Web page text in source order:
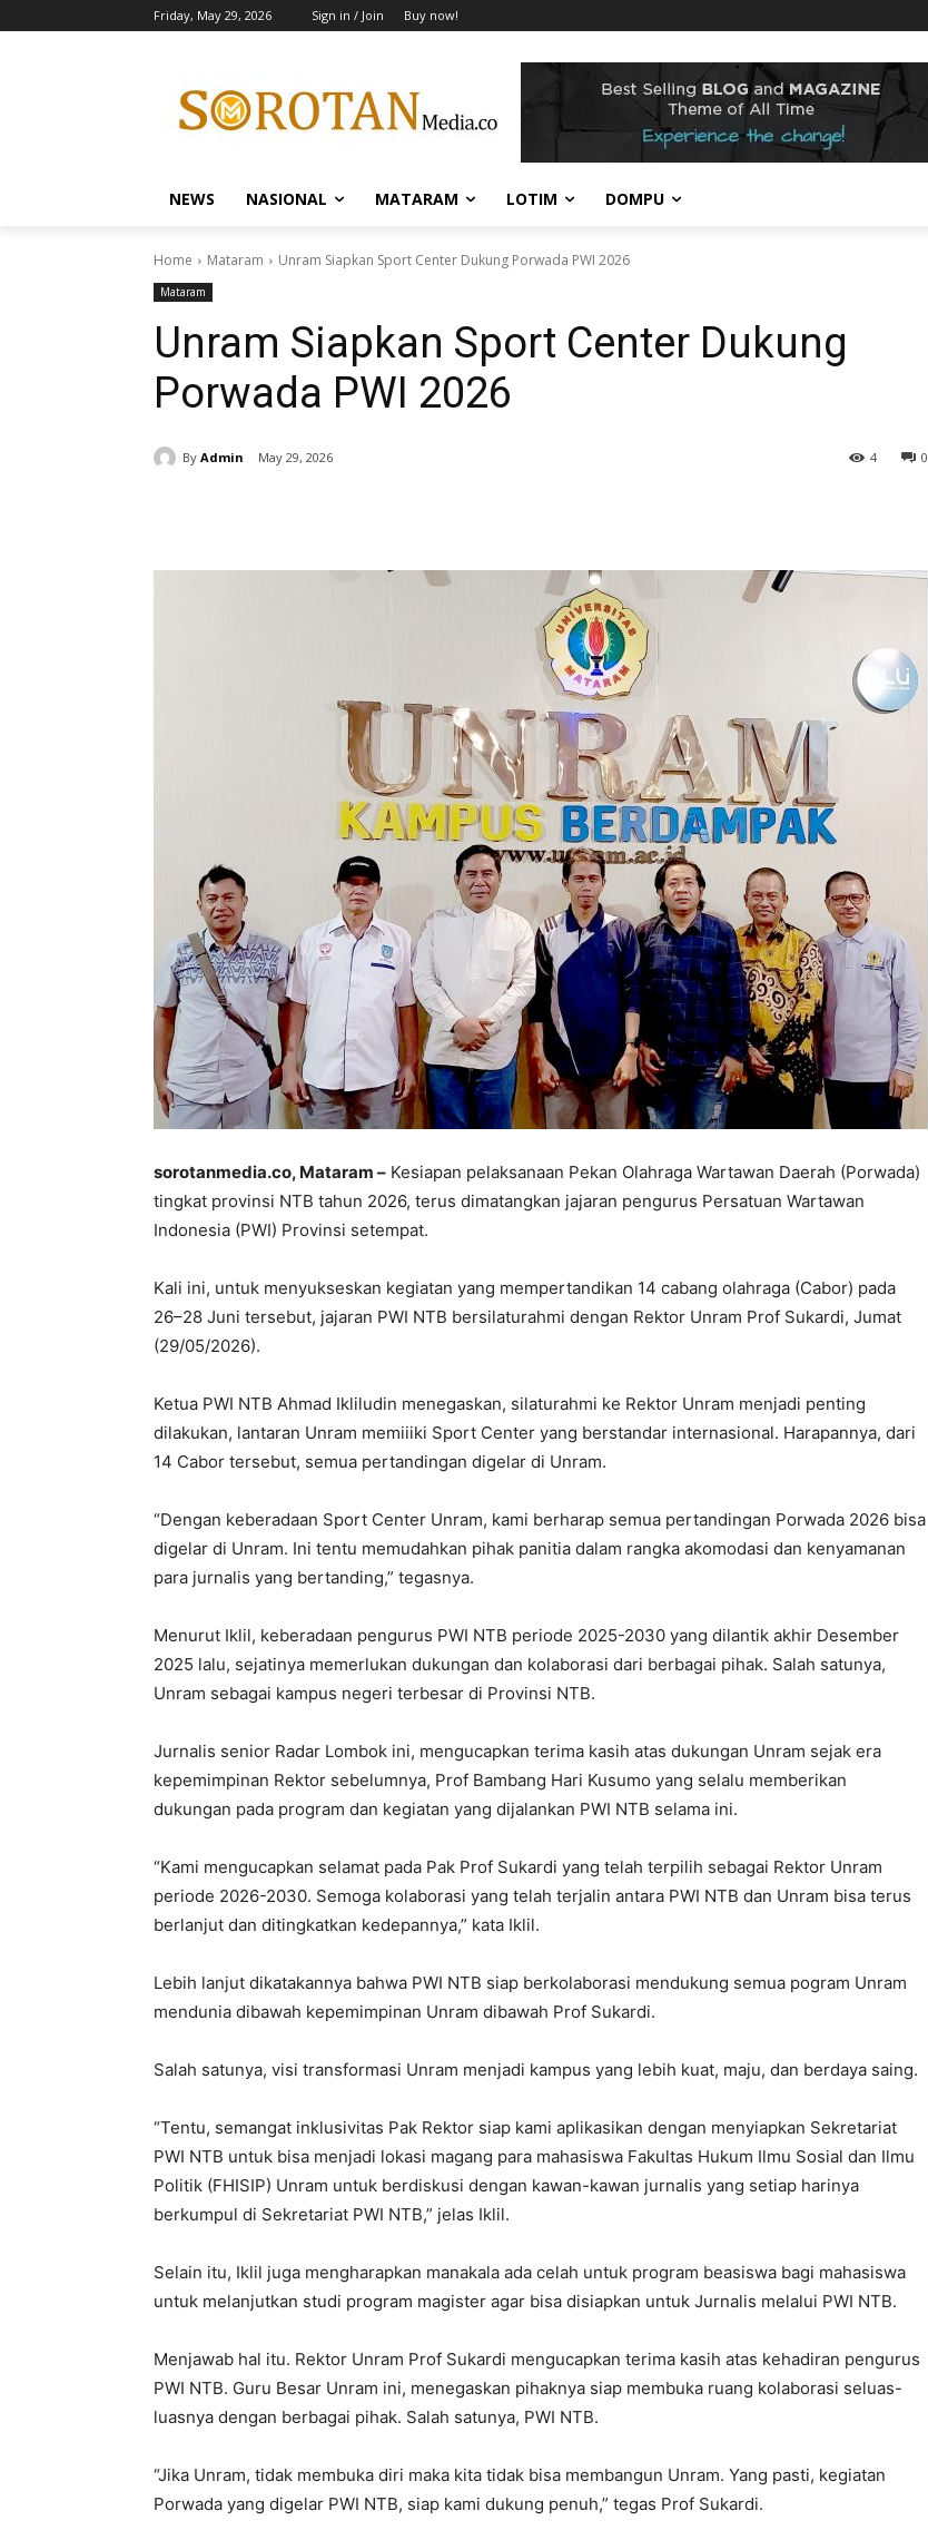
Friday, May 29, 2026 Sign in / Join Buy now!
NEWS NASIONAL MATARAM LOTIM DOMPU
Home Mataram Unram Siapkan Sport Center Dukung Porwada PWI 2026
Mataram
Unram Siapkan Sport Center Dukung
Porwada PWI 2026
By Admin May 29, 2026 0
4
sorotanmedia.co, Mataram – Kesiapan pelaksanaan Pekan Olahraga Wartawan Daerah (Porwada)
tingkat provinsi NTB tahun 2026, terus dimatangkan jajaran pengurus Persatuan Wartawan
Indonesia (PWI) Provinsi setempat.
Kali ini, untuk menyukseskan kegiatan yang mempertandikan 14 cabang olahraga (Cabor) pada
26–28 Juni tersebut, jajaran PWI NTB bersilaturahmi dengan Rektor Unram Prof Sukardi, Jumat
(29/05/2026).
Ketua PWI NTB Ahmad Ikliludin menegaskan, silaturahmi ke Rektor Unram menjadi penting
dilakukan, lantaran Unram memiiiki Sport Center yang berstandar internasional. Harapannya, dari
14 Cabor tersebut, semua pertandingan digelar di Unram.
“Dengan keberadaan Sport Center Unram, kami berharap semua pertandingan Porwada 2026 bisa
digelar di Unram. Ini tentu memudahkan pihak panitia dalam rangka akomodasi dan kenyamanan
para jurnalis yang bertanding,” tegasnya.
Menurut Iklil, keberadaan pengurus PWI NTB periode 2025-2030 yang dilantik akhir Desember
2025 lalu, sejatinya memerlukan dukungan dan kolaborasi dari berbagai pihak. Salah satunya,
Unram sebagai kampus negeri terbesar di Provinsi NTB.
Jurnalis senior Radar Lombok ini, mengucapkan terima kasih atas dukungan Unram sejak era
kepemimpinan Rektor sebelumnya, Prof Bambang Hari Kusumo yang selalu memberikan
dukungan pada program dan kegiatan yang dijalankan PWI NTB selama ini.
“Kami mengucapkan selamat pada Pak Prof Sukardi yang telah terpilih sebagai Rektor Unram
periode 2026-2030. Semoga kolaborasi yang telah terjalin antara PWI NTB dan Unram bisa terus
berlanjut dan ditingkatkan kedepannya,” kata Iklil.
Lebih lanjut dikatakannya bahwa PWI NTB siap berkolaborasi mendukung semua pogram Unram
mendunia dibawah kepemimpinan Unram dibawah Prof Sukardi.
Salah satunya, visi transformasi Unram menjadi kampus yang lebih kuat, maju, dan berdaya saing.
“Tentu, semangat inklusivitas Pak Rektor siap kami aplikasikan dengan menyiapkan Sekretariat
PWI NTB untuk bisa menjadi lokasi magang para mahasiswa Fakultas Hukum Ilmu Sosial dan Ilmu
Politik (FHISIP) Unram untuk berdiskusi dengan kawan-kawan jurnalis yang setiap harinya
berkumpul di Sekretariat PWI NTB,” jelas Iklil.
Selain itu, Iklil juga mengharapkan manakala ada celah untuk program beasiswa bagi mahasiswa
untuk melanjutkan studi program magister agar bisa disiapkan untuk Jurnalis melalui PWI NTB.
Menjawab hal itu. Rektor Unram Prof Sukardi mengucapkan terima kasih atas kehadiran pengurus
PWI NTB. Guru Besar Unram ini, menegaskan pihaknya siap membuka ruang kolaborasi seluas-
luasnya dengan berbagai pihak. Salah satunya, PWI NTB.
“Jika Unram, tidak membuka diri maka kita tidak bisa membangun Unram. Yang pasti, kegiatan
Porwada yang digelar PWI NTB, siap kami dukung penuh,” tegas Prof Sukardi.